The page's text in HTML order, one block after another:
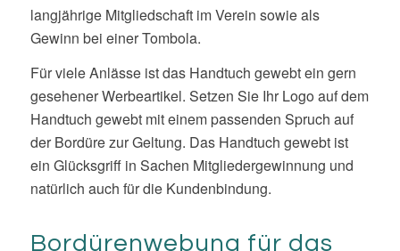
ein Glücksgriff in Sachen Mitgliedergewinnung und
natürlich auch für die Kundenbindung.
Bordürenwebung für das
Handtuch gewebt
Gestalten Sie Ihr Handtuch gewebt mit einer schön
Vordergrund gerückt werden soll, oder den